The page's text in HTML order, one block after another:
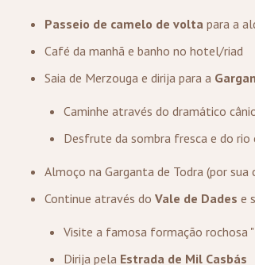
Passeio de camelo de volta para a
Café da manhã e banho no hotel/riad
Saia de Merzouga e dirija para a
Caminhe através do dramático
Desfrute da sombra fresca e do rio
Almoço na Garganta de Todra (por sua
Continue através do Vale de Dades e
Visite a famosa formação rochosa
Dirija pela Estrada de Mil Casbás